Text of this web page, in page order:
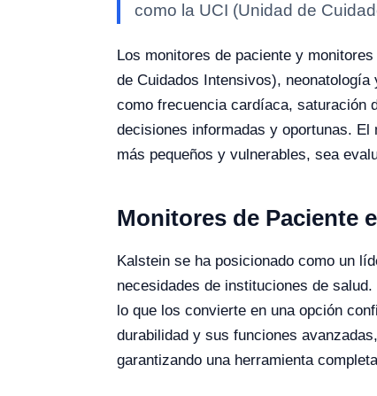
como la UCI (Unidad de
Los monitores de paciente y
de Cuidados Intensivos),
como frecuencia cardíaca, saturación
decisiones informadas y oportunas.
más pequeños y vulnerables, sea
Monitores de Paciente
Kalstein se ha posicionado como un
necesidades de instituciones de
lo que los convierte en una opción
durabilidad y sus funciones
garantizando una herramienta